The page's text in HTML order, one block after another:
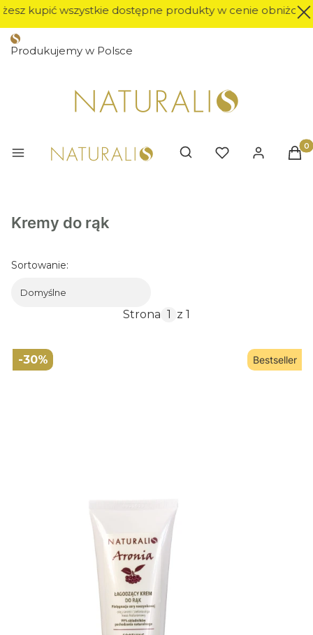
kupić wszystkie dostępne produkty w cenie obniżonej
Produkujemy w Polsce
Otwórz wyszukiwarkę
Kremy do rąk
Sortowanie:
Domyślne
Strona z 1
-30% Bestseller